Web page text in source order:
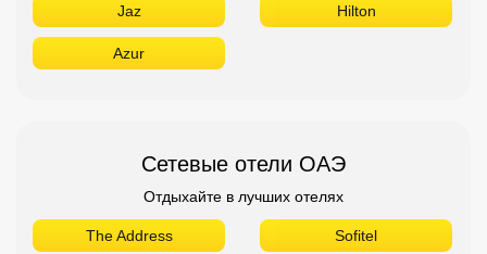
Jaz Hilton
Azur
Сетевые отели ОАЭ
Отдыхайте в лучших отелях
The Address Sofitel